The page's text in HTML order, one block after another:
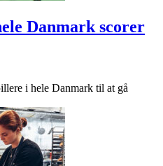
Danmark scorer
i hele Danmark til at gå